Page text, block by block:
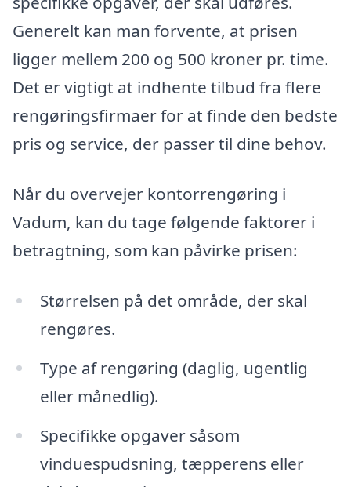
Generelt kan man forvente, at prisen
ligger mellem 200 og 500 kroner pr. time.
Det er vigtigt at indhente tilbud fra flere
rengøringsfirmaer for at finde den bedste
pris og service, der passer til dine behov.
Når du overvejer kontorrengøring i
Vadum, kan du tage følgende faktorer i
betragtning, som kan påvirke prisen:
Størrelsen på det område, der skal
rengøres.
Type af rengøring (daglig, ugentlig
eller månedlig).
Specifikke opgaver såsom
vinduespudsning, tæpperens eller